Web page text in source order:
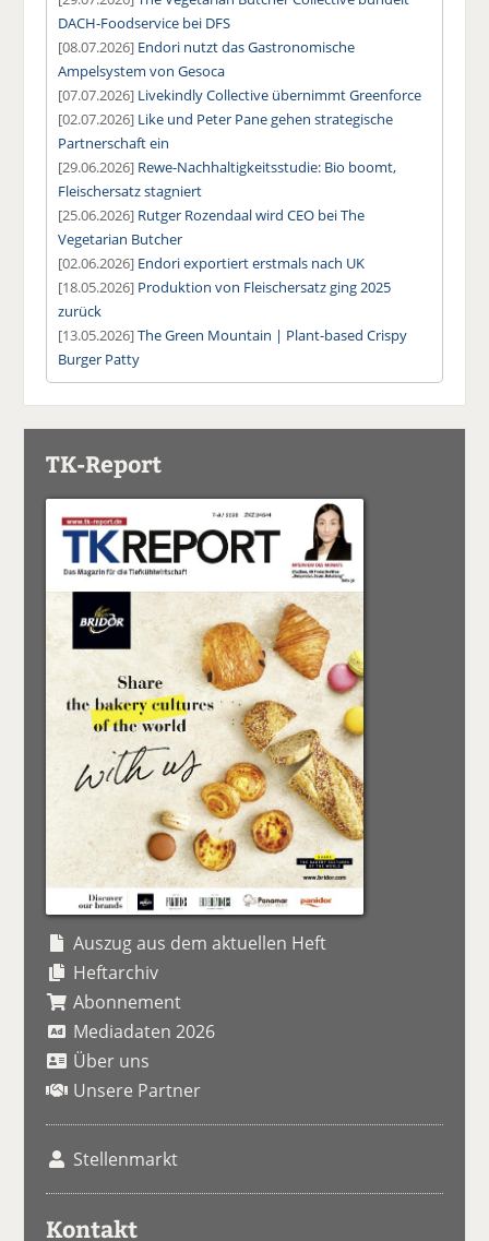
DACH-Foodservice bei DFS
[08.07.2026] Endori nutzt das Gastronomische
Ampelsystem von Gesoca
[07.07.2026] Livekindly Collective übernimmt Greenforce
[02.07.2026] Like und Peter Pane gehen strategische
Partnerschaft ein
[29.06.2026] Rewe-Nachhaltigkeitsstudie: Bio boomt,
Fleischersatz stagniert
[25.06.2026] Rutger Rozendaal wird CEO bei The
Vegetarian Butcher
[02.06.2026] Endori exportiert erstmals nach UK
[18.05.2026] Produktion von Fleischersatz ging 2025
zurück
[13.05.2026]The Green Mountain | Plant-based Crispy
Burger Patty
TK-Report
Auszug aus dem aktuellen Heft
Heftarchiv
Abonnement
Mediadaten 2026
Über uns
Unsere Partner
Stellenmarkt
Kontakt